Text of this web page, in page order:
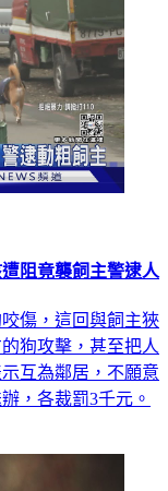
阻竟襲飼主警逮人
傷，這回與飼主狹
狗攻擊，甚至把人
互為鄰居，不願意
，各裁罰3千元。